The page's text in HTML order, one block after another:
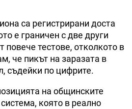
са регистрирани доста
е граничен с две други
повече тестове, отколкото в
че пикът на заразата в
съдейки по цифрите.
на общинските
която в реално